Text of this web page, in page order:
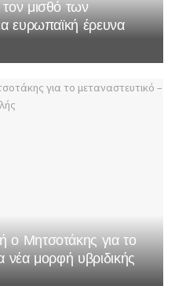
μισθό των
ευρωπαϊκή έρευνα
ο Μητσοτάκης για το
νέα μορφή υβριδικής